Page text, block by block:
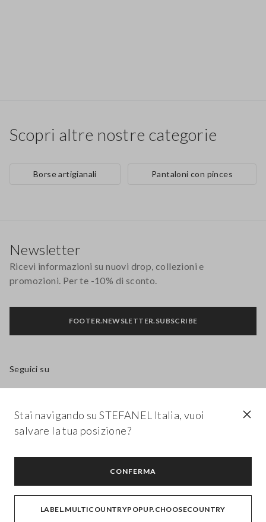
Scopri altre nostre categorie
Borse artigianali Pantaloni con pinces
AZIENDA
Newsletter
Ricevi informazioni su nuovi drop, collezioni e
promozioni. Per te -10% di sconto.
FOOTER.NEWSLETTER.SUBSCRIBE
Seguici su
Stai navigando su STEFANEL Italia, vuoi
salvare la tua posizione?
CONFERMA
LABEL.MULTICOUNTRYPOPUP.CHOOSECOUNTRY